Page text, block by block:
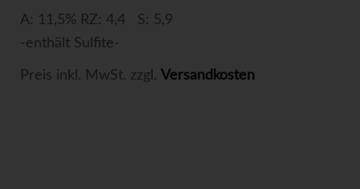
A: 11,5% RZ: 4,4 S: 5,9
-enthält Sulfite-
Preis inkl. MwSt. zzgl. Versandkosten